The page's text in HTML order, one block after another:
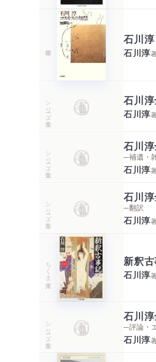
石川
石川淳
シリーズ・全集 石川
石川淳
シリーズ・全集
石川
─補遺・
石川淳
シリーズ・全集
石川
─翻訳
石川淳
ちくま文庫 新釈
石川淳
シリーズ・全集
石川
─評論・
石川淳